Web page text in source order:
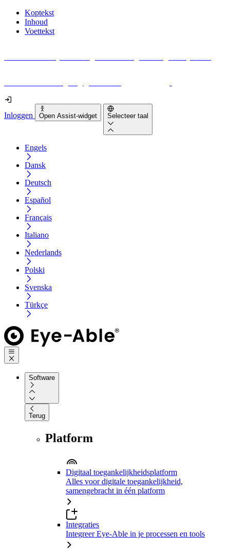
Koptekst
Inhoud
Voettekst
Inloggen Open Assist-widget Selecteer taal
Engels
Dansk
Deutsch
Español
Français
Italiano
Nederlands
Polski
Svenska
Türkçe
Software
Terug
Platform
Digitaal toegankelijkheidsplatform
Alles voor digitale toegankelijkheid,
samengebracht in één platform
Integraties
Integreer Eye-Able in je processen en tools